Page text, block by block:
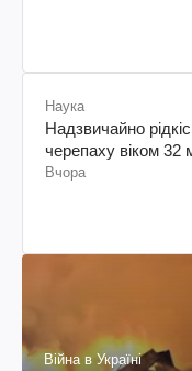
Наука
Надзвичайно
черепаху віком 32
Вчора
Війна в Україні